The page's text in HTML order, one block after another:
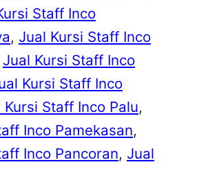
Staff Inco
, Jual Kursi Staff Inco
Jual Kursi Staff Inco
Kursi Staff Inco
Kursi Staff Inco Palu
Inco Pamekasan
Inco Pancoran, Jual